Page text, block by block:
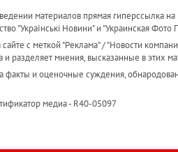
материалов прямая гиперссылка
"Українськi Новини" и "Украинская Фото
с меткой "Реклама" / "Новости
и разделяет мнения, высказанные в этих
факты и оценочные суждения,
медиа - R40-05097